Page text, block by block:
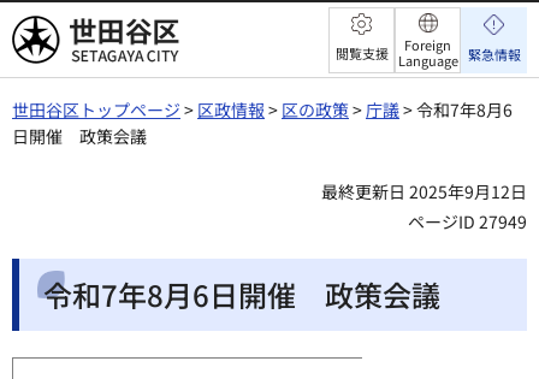
世田谷区 閲覧支援
Foreign
Language 緊急情報
世田谷区トップページ > 区政情報 > 区の政策>庁議> 令和7年8月6
日開催 政策会議
最終更新日 2025年9月12日
ページID 27949
令和7年8月6日開催 政策会議